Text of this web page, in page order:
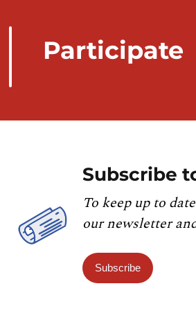
Participate
Subscribe
To keep up to
our newsletter
Subscribe